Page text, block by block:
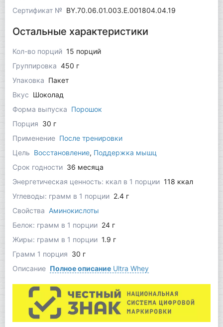
Сертификат № BY.70.06.01.003.Е.001804.04.19
Остальные характеристики
Кол-во порций 15 порций
Группировка 450 г
Упаковка Пакет
Вкус Шоколад
Форма выпуска Порошок
Порция 30 г
Применение После тренировки
Цель Восстановление, Поддержка мышц
Срок годности 36 месяца
Энергетическая ценность: ккал в 1 порции 118 ккал
Углеводы: грамм в 1 порции 2.4 г
Свойства Аминокислоты
Белок: грамм в 1 порции 24 г
Жиры: грамм в 1 порции 1.9 г
Грамм 1 порция 30 г
Описание Полное описаниеUltra Whey